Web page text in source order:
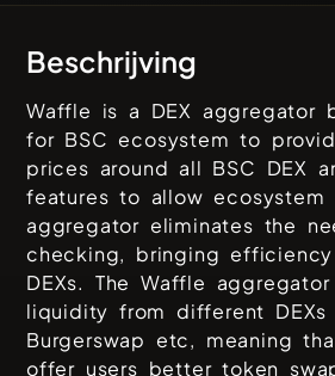
Beschrijving
Waffle is a DEX aggregator
for BSC ecosystem to
prices around all BSC DEX
features to allow ecosystem
aggregator eliminates the
checking, bringing
DEXs. The Waffle
liquidity from different DEXs
Burgerswap etc, meaning
offer users better token